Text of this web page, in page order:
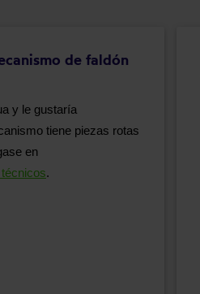
de faldón
y le gustaría
tiene piezas rotas
en
.